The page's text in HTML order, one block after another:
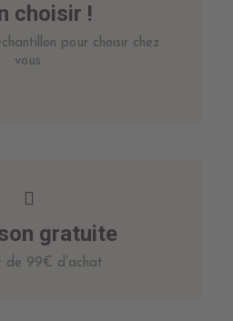
choisir !
pour choisir chez
vous.
gratuite
de 99€ d’achat.